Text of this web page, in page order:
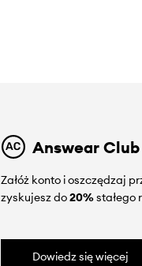
Answear Club
Załóż konto i oszczędzaj
zyskujesz do20%stałego
Dowiedz się więcej